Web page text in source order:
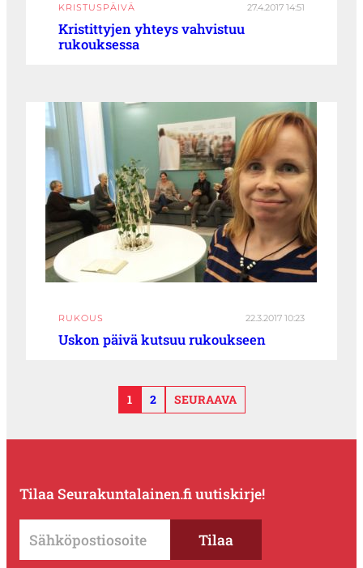
KRISTUSPÄIVÄ 27.4.2017 14:51
Kristittyjen yhteys vahvistuu
rukouksessa
RUKOUS 22.3.2017 10:23
Uskon päivä kutsuu rukoukseen
1 2 SEURAAVA
Tilaa Seurakuntalainen.fi uutiskirje!